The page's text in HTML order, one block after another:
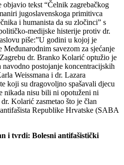
objavio tekst “Čelnik zagrebačkog
jugoslavenskoga primitivca
i humanista da su zločinci” s
medijske histerije protiv dr.
piše:”U godini u kojoj je
Međunarodnim savezom za sjećanje
dr. Branko Kolarić optužio je
postojanje koncentracijskih
Weissmana i dr. Lazara
koji su dragovoljno spašavali djecu
nikada nisu bili ni opotuženi ni
Kolarić zasmetao što je član
Republike Hrvatske (SABA
i tvrdi: Bolesni antifašistički